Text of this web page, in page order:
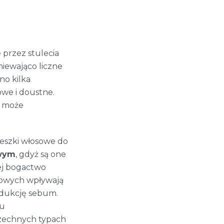
przez stulecia
liczne
kilka
i doustne.
włosowe do
, gdyż są one
bogactwo
wpływają
sebum.
typach